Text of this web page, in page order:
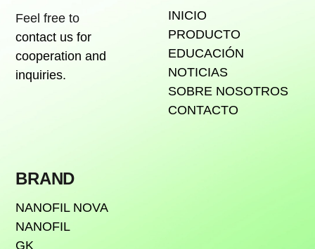
Feel free to
contact us for
cooperation and
inquiries.
INICIO
PRODUCTO
EDUCACIÓN
NOTICIAS
SOBRE NOSOTROS
CONTACTO
BRAND
NANOFIL NOVA
NANOFIL
GK